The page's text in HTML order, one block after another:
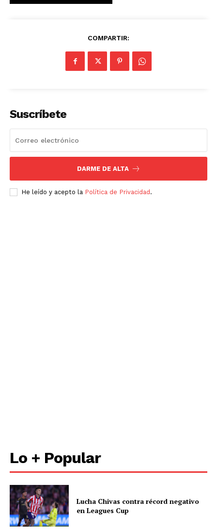
COMPARTIR:
Suscríbete
DARME DE ALTA
He leído y acepto la Política de Privacidad .
Lo + Popular
Lucha Chivas contra récord negativo
en Leagues Cup